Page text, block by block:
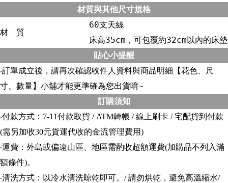
材質與其他尺寸規格
材 質
60支天絲
床高35cm，可包覆約32cm以內的床墊
貼心小提醒
‧訂單成立後，請再次確認收件人資料與商品明細【花色、尺
寸、數量】小舖才能更準確為您出貨唷~
訂購須知
‧付款方式：7-11付款取貨 / ATM轉帳 / 線上刷卡 / 宅配貨到付款
(需另加收30元貨運代收的金流管理費用)
‧運費：外島或偏遠山區、地區需酌收超額運費(加購品不列入滿
額條件)。
‧清洗方式：以冷水清洗晾乾即可。/ 請勿烘乾，避免高溫縮水/